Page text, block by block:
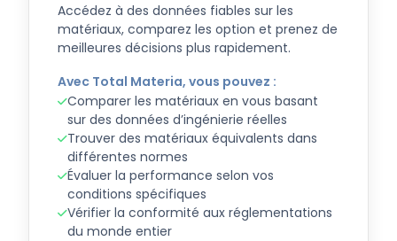
Accédez à des données fiables sur les
matériaux, comparez les option et prenez de
meilleures décisions plus rapidement.
Avec Total Materia, vous pouvez :
Comparer les matériaux en vous basant
sur des données d’ingénierie réelles
Trouver des matériaux équivalents dans
différentes normes
Évaluer la performance selon vos
conditions spécifiques
Vérifier la conformité aux réglementations
du monde entier